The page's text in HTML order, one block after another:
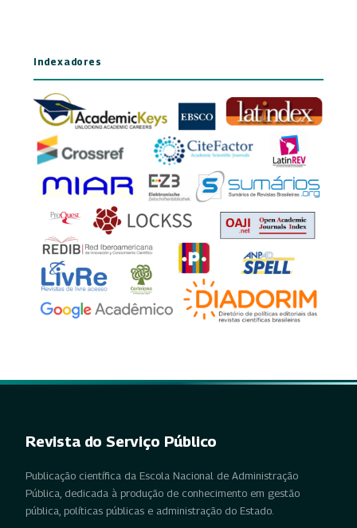
Indexadores
Revista do Serviço Público
Publicação científica da Escola Nacional de Administração
Pública, dedicada à produção de conhecimento em gestão
pública, políticas públicas e administração do Estado.